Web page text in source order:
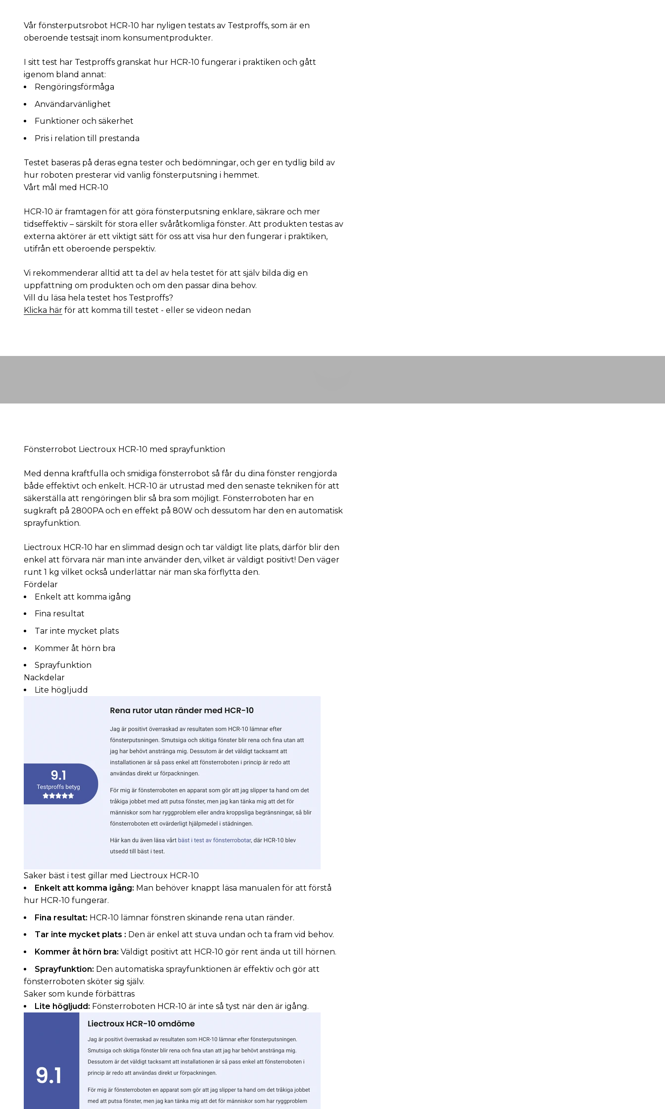
Vår fönsterputsrobot HCR-10 har nyligen testats av Testproffs, som är en
oberoende testsajt inom konsumentprodukter.
I sitt test har Testproffs granskat hur HCR-10 fungerar i praktiken och gått
igenom bland annat:
Rengöringsförmåga
Användarvänlighet
Funktioner och säkerhet
Pris i relation till prestanda
Testet baseras på deras egna tester och bedömningar, och ger en tydlig bild av
hur roboten presterar vid vanlig fönsterputsning i hemmet.
Vårt mål med HCR-10
HCR-10 är framtagen för att göra fönsterputsning enklare, säkrare och mer
tidseffektiv – särskilt för stora eller svåråtkomliga fönster. Att produkten testas av
externa aktörer är ett viktigt sätt för oss att visa hur den fungerar i praktiken,
utifrån ett oberoende perspektiv.
Vi rekommenderar alltid att ta del av hela testet för att själv bilda dig en
uppfattning om produkten och om den passar dina behov.
Vill du läsa hela testet hos Testproffs?
Klicka här för att komma till testet - eller se videon nedan
Fönsterrobot Liectroux HCR-10 med sprayfunktion
Med denna kraftfulla och smidiga fönsterrobot så får du dina fönster rengjorda
både effektivt och enkelt. HCR-10 är utrustad med den senaste tekniken för att
säkerställa att rengöringen blir så bra som möjligt. Fönsterroboten har en
sugkraft på 2800PA och en effekt på 80W och dessutom har den en automatisk
sprayfunktion.
Liectroux HCR-10 har en slimmad design och tar väldigt lite plats, därför blir den
enkel att förvara när man inte använder den, vilket är väldigt positivt! Den väger
runt 1 kg vilket också underlättar när man ska förflytta den.
Fördelar
Enkelt att komma igång
Fina resultat
Tar inte mycket plats
Kommer åt hörn bra
Sprayfunktion
Nackdelar
Lite högljudd
Saker bäst i test gillar med Liectroux HCR-10
Enkelt att komma igång: Man behöver knappt läsa manualen för att förstå
hur HCR-10 fungerar.
Fina resultat: HCR-10 lämnar fönstren skinande rena utan ränder.
Tar inte mycket plats : Den är enkel att stuva undan och ta fram vid behov.
Kommer åt hörn bra: Väldigt positivt att HCR-10 gör rent ända ut till hörnen.
Sprayfunktion: Den automatiska sprayfunktionen är effektiv och gör att
fönsterroboten sköter sig själv.
Saker som kunde förbättras
Lite högljudd: Fönsterroboten HCR-10 är inte så tyst när den är igång.